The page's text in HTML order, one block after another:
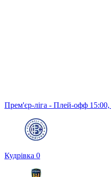
Прем'єр-ліга - Плей-офф 15:00,
Кудрівка 0